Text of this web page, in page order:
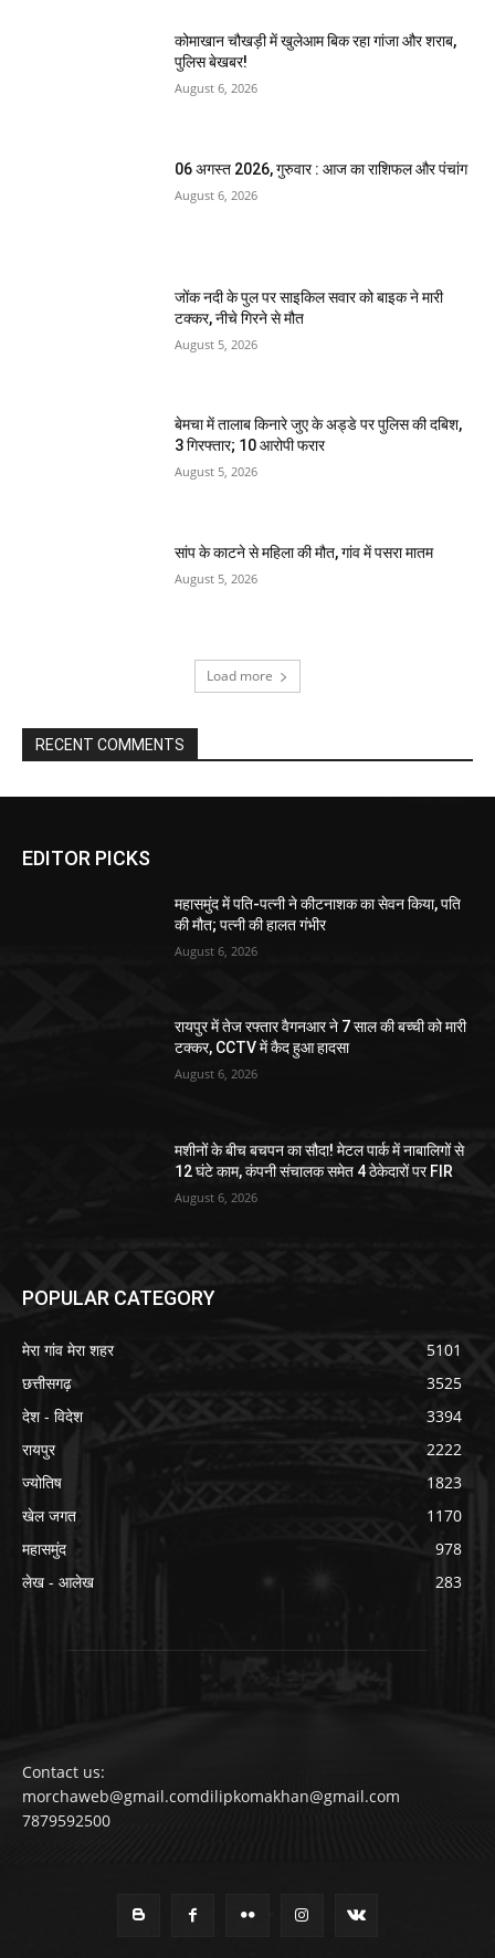
कोमाखान चौखड़ी में खुलेआम बिक रहा गांजा और शराब,
पुलिस बेखबर!
August 6, 2026
06 अगस्त 2026, गुरुवार : आज का राशिफल और पंचांग
August 6, 2026
जोंक नदी के पुल पर साइकिल सवार को बाइक ने मारी
टक्कर, नीचे गिरने से मौत
August 5, 2026
बेमचा में तालाब किनारे जुए के अड्डे पर पुलिस की दबिश,
3 गिरफ्तार; 10 आरोपी फरार
August 5, 2026
सांप के काटने से महिला की मौत, गांव में पसरा मातम
August 5, 2026
Load more
RECENT COMMENTS
EDITOR PICKS
महासमुंद में पति-पत्नी ने कीटनाशक का सेवन किया, पति
की मौत; पत्नी की हालत गंभीर
August 6, 2026
रायपुर में तेज रफ्तार वैगनआर ने 7 साल की बच्ची को मारी
टक्कर, CCTV में कैद हुआ हादसा
August 6, 2026
मशीनों के बीच बचपन का सौदा! मेटल पार्क में नाबालिगों से
12 घंटे काम, कंपनी संचालक समेत 4 ठेकेदारों पर FIR
August 6, 2026
POPULAR CATEGORY
मेरा गांव मेरा शहर
5101
छत्तीसगढ़
3525
देश - विदेश
3394
रायपुर
2222
ज्योतिष
1823
खेल जगत
1170
महासमुंद
978
लेख - आलेख
283
Contact us:
morchaweb@gmail.comdilipkomakhan@gmail.com
7879592500